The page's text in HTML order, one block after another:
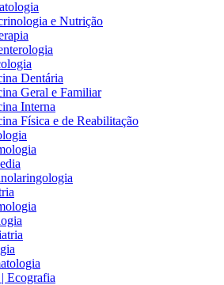
e Nutrição
Dentária
Geral e Familiar
Interna
Física e de Reabilitação
Ecografia